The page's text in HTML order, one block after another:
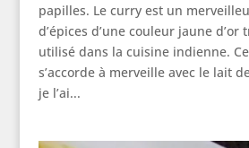
papilles. Le curry est un
d’épices d’une couleur jaune d’or
utilisé dans la cuisine indienne.
s’accorde à merveille avec le lait
je l’ai...